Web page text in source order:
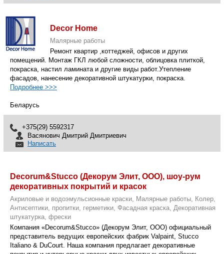
Decor Home
Малярные работы
Ремонт квартир ,коттеджей, офисов и других
помещений. Монтаж ГКЛ любой сложности, облицовка плиткой,
покраска, настил ламината и другие виды работ.Утепление
фасадов, нанесение декоративной штукатурки, покраска.
Подробнее >>>
Беларусь
+375(29) 5592317
Васянович Дмитрий Дмитриевич
Написать
Decorum&Stucco (Декорум Элит, ООО), шоу-рум
декоративных покрытий и красок
Акриловые и водоэмульсионные краски, Малярные работы, Колер,
Антисептики, пропитки, герметики, Фасадная краска, Декоративная
штукатурка, фрески
Компания «Decorum&Stucco» (Декорум Элит, ООО) официальный
представитель ведущих европейских фабрик Valpaint, Stucco
Italiano & DuCourt. Наша компания предлагает декоративные